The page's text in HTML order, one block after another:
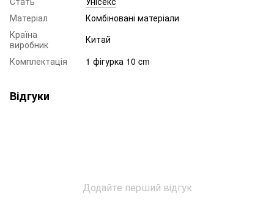
Матеріал
Комбіновані матеріали
Країна
виробник
Китай
Комплектація
1 фігурка 10 cm
Відгуки
Додайте перший відгук